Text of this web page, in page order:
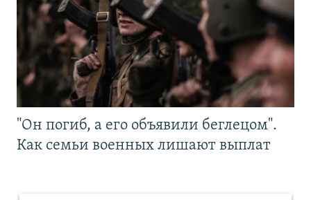
"Он погиб, а его объявили беглецом".
Как семьи военных лишают выплат